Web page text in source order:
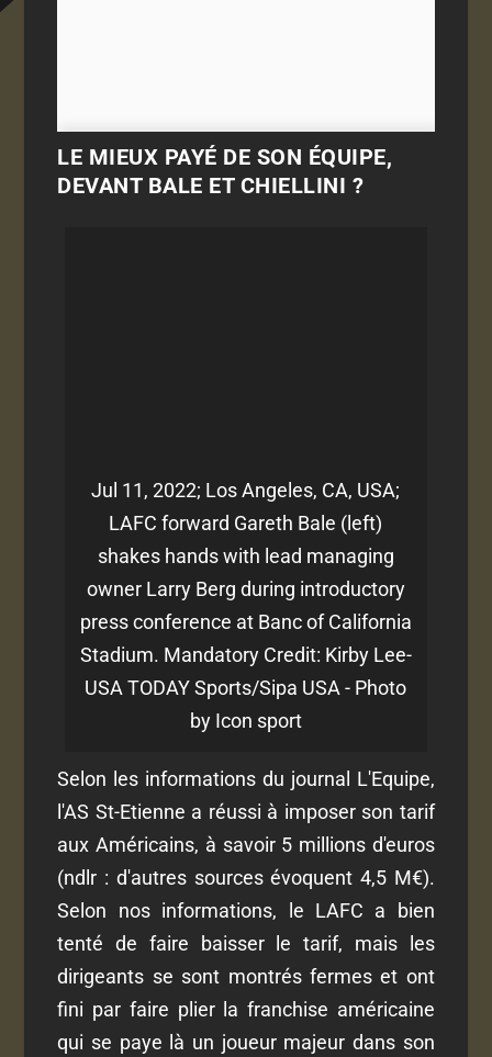
LE MIEUX PAYÉ DE SON ÉQUIPE,
DEVANT BALE ET CHIELLINI ?
Jul 11, 2022; Los Angeles, CA, USA;
LAFC forward Gareth Bale (left)
shakes hands with lead managing
owner Larry Berg during introductory
press conference at Banc of California
Stadium. Mandatory Credit: Kirby Lee-
USA TODAY Sports/Sipa USA - Photo
by Icon sport
Selon les informations du journal L'Equipe,
l'AS St-Etienne a réussi à imposer son tarif
aux Américains, à savoir 5 millions d'euros
(ndlr : d'autres sources évoquent 4,5 M€).
Selon nos informations, le LAFC a bien
tenté de faire baisser le tarif, mais les
dirigeants se sont montrés fermes et ont
fini par faire plier la franchise américaine
qui se paye là un joueur majeur dans son